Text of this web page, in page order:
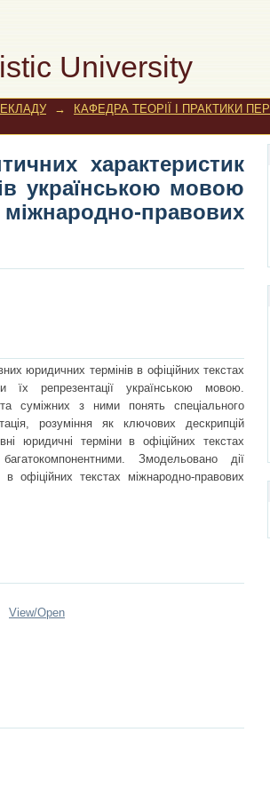
University
мовою (на
→ КАФЕДРА ТЕОРІЇ І ПРАКТИКИ
характеристик
українською мовою
міжнародно-правових
юридичних термінів в офіційних текстах
їх репрезентації українською мовою.
суміжних з ними понять спеціального
розуміння як ключових дескрипцій
юридичні терміни в офіційних текстах
Змодельовано дії
офіційних текстах міжнародно-правових
View/Open